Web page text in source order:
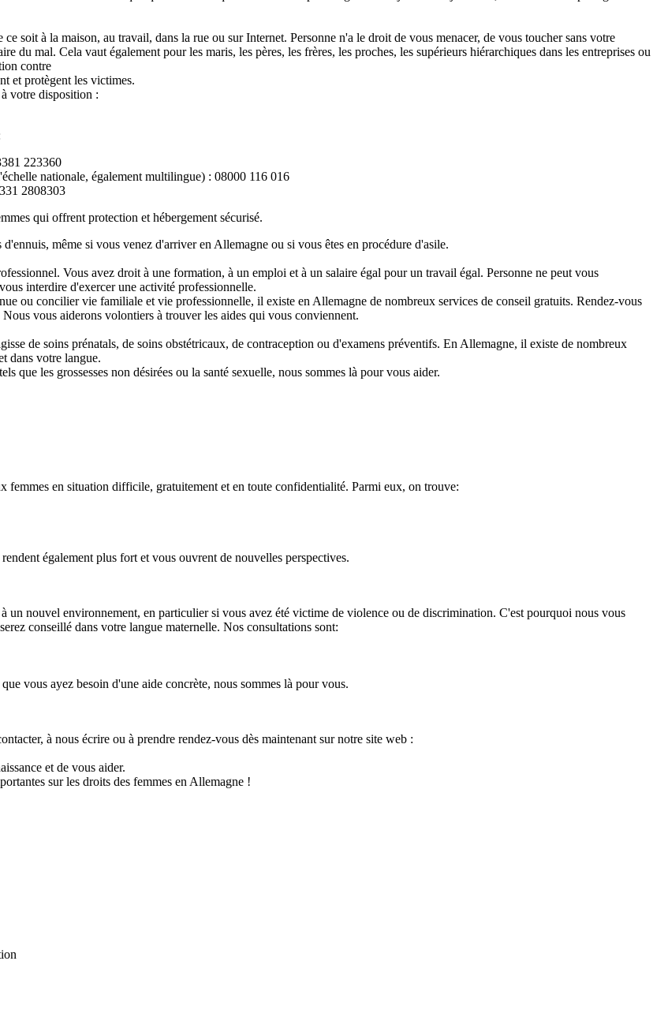
soit à la maison, au travail, dans la rue ou sur Internet. Personne n'a le droit de vous menacer, de vous toucher sans votre
du mal. Cela vaut également pour les maris, les pères, les frères, les proches, les supérieurs hiérarchiques dans les entreprises ou
contre
et protègent les victimes.
votre disposition :
223360
nationale, également multilingue) : 08000 116 016
2808303
qui offrent protection et hébergement sécurisé.
même si vous venez d'arriver en Allemagne ou si vous êtes en procédure d'asile.
Vous avez droit à une formation, à un emploi et à un salaire égal pour un travail égal. Personne ne peut vous
interdire d'exercer une activité professionnelle.
ou concilier vie familiale et vie professionnelle, il existe en Allemagne de nombreux services de conseil gratuits. Rendez-vous
vous aiderons volontiers à trouver les aides qui vous conviennent.
de soins prénatals, de soins obstétricaux, de contraception ou d'examens préventifs. En Allemagne, il existe de nombreux
dans votre langue.
que les grossesses non désirées ou la santé sexuelle, nous sommes là pour vous aider.
en situation difficile, gratuitement et en toute confidentialité. Parmi eux, on trouve:
également plus fort et vous ouvrent de nouvelles perspectives.
nouvel environnement, en particulier si vous avez été victime de violence ou de discrimination. C'est pourquoi nous vous
conseillé dans votre langue maternelle. Nos consultations sont:
vous ayez besoin d'une aide concrète, nous sommes là pour vous.
à nous écrire ou à prendre rendez-vous dès maintenant sur notre site web :
et de vous aider.
sur les droits des femmes en Allemagne !